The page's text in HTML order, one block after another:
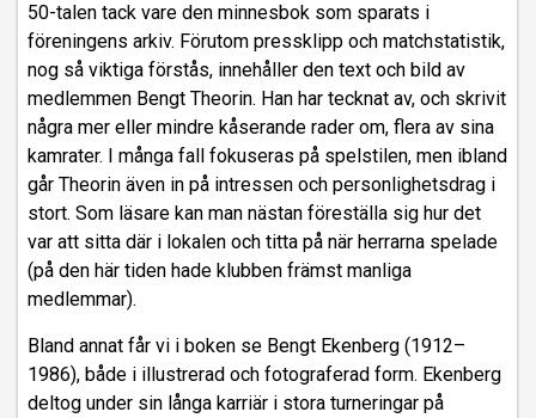
50-talen tack vare den minnesbok som sparats i
föreningens arkiv. Förutom pressklipp och matchstatistik,
nog så viktiga förstås, innehåller den text och bild av
medlemmen Bengt Theorin. Han har tecknat av, och skrivit
några mer eller mindre kåserande rader om, flera av sina
kamrater. I många fall fokuseras på spelstilen, men ibland
går Theorin även in på intressen och personlighetsdrag i
stort. Som läsare kan man nästan föreställa sig hur det
var att sitta där i lokalen och titta på när herrarna spelade
(på den här tiden hade klubben främst manliga
medlemmar).
Bland annat får vi i boken se Bengt Ekenberg (1912–
1986), både i illustrerad och fotograferad form. Ekenberg
deltog under sin långa karriär i stora turneringar på